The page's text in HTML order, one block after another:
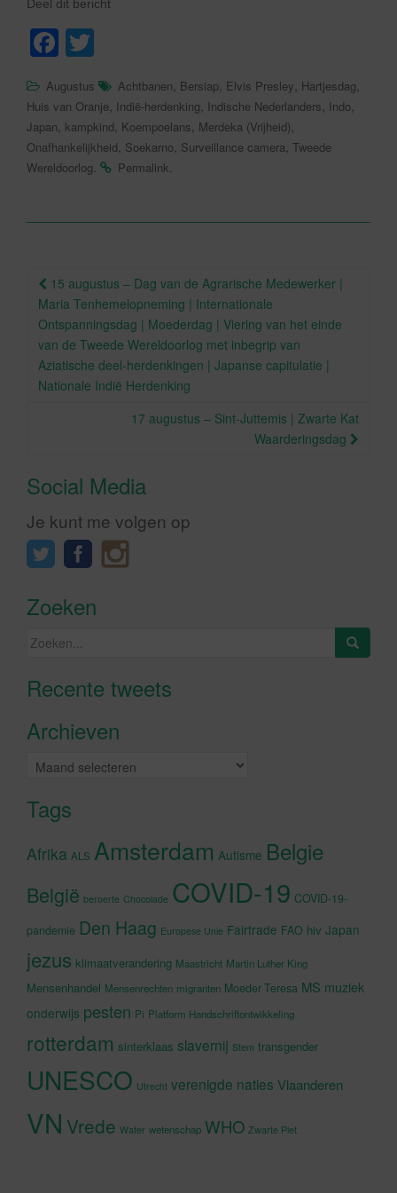
Deel dit bericht
F
c
e
b
tt
er
Augustus Achtbanen, Bersiap, Elvis Presley, Hartjesdag,
Huis van Oranje, Indië-herdenking, Indische Nederlanders, Indo,
Japan, kampkind, Koempoelans, Merdeka (Vrijheid),
Onafhankelijkheid, Soekarno, Surveillance camera, Tweede
Wereldoorlog. Permalink.
Berichtnavigatie
15 augustus – Dag van de Agrarische Medewerker |
Maria Tenhemelopneming | Internationale
Ontspanningsdag | Moederdag | Viering van het einde
van de Tweede Wereldoorlog met inbegrip van
Aziatische deel-herdenkingen | Japanse capitulatie |
Nationale Indië Herdenking
17 augustus – Sint-Juttemis | Zwarte Kat
Waarderingsdag
Social Media
Je kunt me volgen op
Zoeken
Zoeken
Recente tweetsKlik om marketing cookies te
Archieven
Archieven
Tags
Afrika ALS Amsterdam Autisme Belgie
België beroerte Chocolade COVID-19 COVID-19-
pandemie Den Haag Europese Unie Fairtrade FAO hiv Japan
jezus klimaatverandering Maastricht Martin Luther King
Mensenhandel Mensenrechten migranten Moeder Teresa MS muziek
onderwijs pesten Pi Platform Handschriftontwikkeling
rotterdam sinterklaas slavernij Stem transgender
UNESCO Utrecht verenigde naties Vlaanderen
VN Vrede Water wetenschap WHO Zwarte Piet